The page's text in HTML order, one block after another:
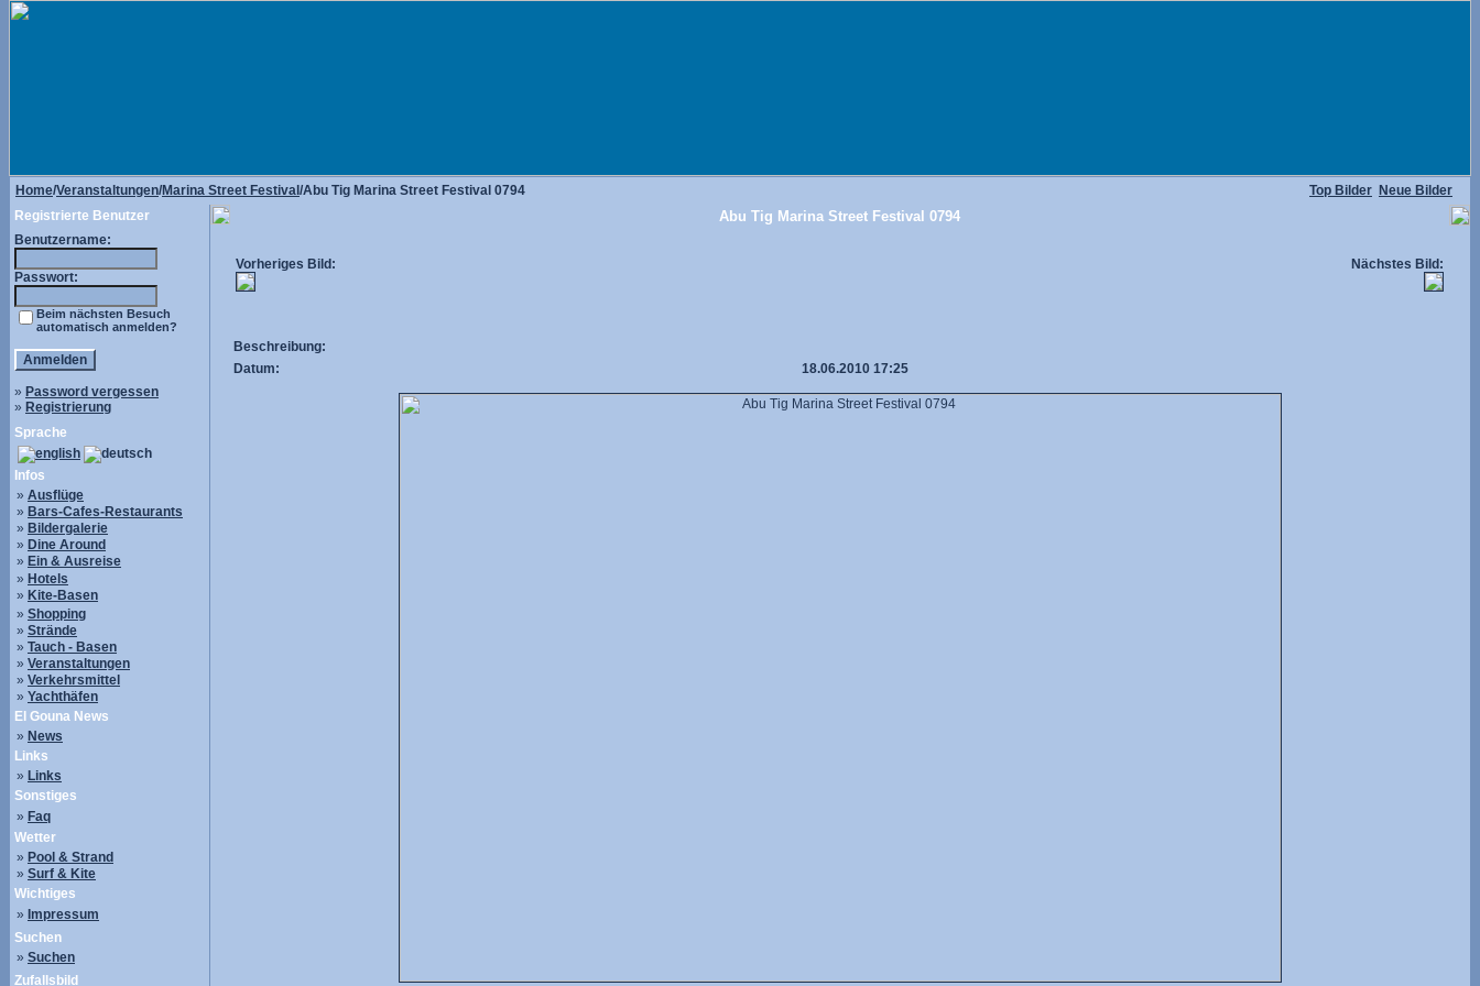
Home/Veranstaltungen/Marina Street Festival /Abu Tig Marina Street Festival 0794 Top Bilder Neue Bilder
Registrierte Benutzer
Benutzername:
Passwort:
Beim nächsten Besuch
automatisch anmelden?
» Password vergessen
» Registrierung
Sprache
Infos
» Ausflüge
» Bars-Cafes-Restaurants
» Bildergalerie
» Dine Around
» Ein & Ausreise
» Hotels
» Kite-Basen
» Shopping
» Strände
» Tauch - Basen
» Veranstaltungen
» Verkehrsmittel
» Yachthäfen
El Gouna News
» News
Links
» Links
Sonstiges
» Faq
Wetter
» Pool & Strand
» Surf & Kite
Wichtiges
» Impressum
Suchen
» Suchen
Zufallsbild
Abu Tig Marina Street Festival 0794
Vorheriges Bild: Nächstes Bild:
Beschreibung:
Datum:
18.06.2010 17:25